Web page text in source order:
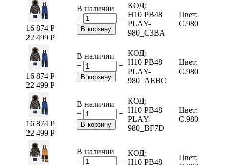
16 874 Р
22 499 Р
В наличии
+
−
В корзину
КОД:
H10 PB48
PLAY-
980_C3BA
Цвет:
C.980
16 874 Р
22 499 Р
В наличии
+
−
В корзину
КОД:
H10 PB48
PLAY-
980_AEBC
Цвет:
C.980
16 874 Р
22 499 Р
В наличии
+
−
В корзину
КОД:
H10 PB48
PLAY-
980_BF7D
Цвет:
C.980
В наличии
+
−
КОД:
H10 PB48
Цвет: